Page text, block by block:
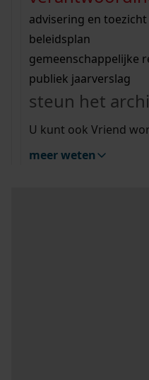
bouwvergunningen
vergunningen
beeld en geluid
uitleg nodig?
Wij helpen u op weg
bekijk alle zoektips
Wij helpen u op weg
bekijk alle zoektips
bekijk ons
advisering en toezicht
beleidsplan
gemeenschappelijke
publiek jaarverslag
steun het
U kunt ook Vriend
meer weten
Mijn Studiezaal (inloggen)